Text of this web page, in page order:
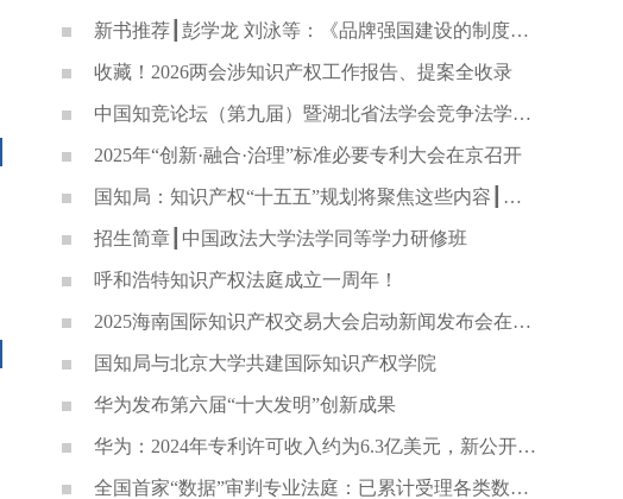
（附一图读懂）
新书推荐┃彭学龙 刘泳等：《品牌强国建设的制度保
障研究》
收藏！2026两会涉知识产权工作报告、提案全收录
中国知竞论坛（第九届）暨湖北省法学会竞争法学研
究会2025年年会成功举行
2025年“创新·融合·治理”标准必要专利大会在京召开
国知局：知识产权“十五五”规划将聚焦这些内容┃附
答记者问
招生简章┃中国政法大学法学同等学力研修班
呼和浩特知识产权法庭成立一周年！
2025海南国际知识产权交易大会启动新闻发布会在京
举行
国知局与北京大学共建国际知识产权学院
华为发布第六届“十大发明”创新成果
华为：2024年专利许可收入约为6.3亿美元，新公开
3.7万件专利
全国首家“数据”审判专业法庭：已累计受理各类数据